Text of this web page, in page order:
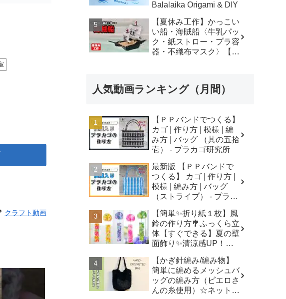
クラフト動画
Balalaika Origami & DIY
【夏休み工作】かっこい
い船・海賊船〈牛乳パッ
ク・紙ストロー・プラ容
器・不織布マスク〉【自
人気動画ランキング（月間）
【ＰＰバンドでつくる】
カゴ | 作り方 | 模様 | 編
み方 | バッグ （其の五拾
壱） - プラカゴ研究所
最新版 【ＰＰバンドで
つくる】 カゴ | 作り方 |
模様 | 編み方 | バッグ
（ストライプ） - プラカ
【簡単✨折り紙１枚】風
鈴の作り方🎐ふっくら立
体【すぐできる】夏の壁
面飾り✨清涼感UP！無
Origami Wind Chimes -
はなみこと
【かぎ針編み/編み物】
簡単に編めるメッシュバ
ッグの編み方（ピエロさ
んの糸使用）☆ネットバ